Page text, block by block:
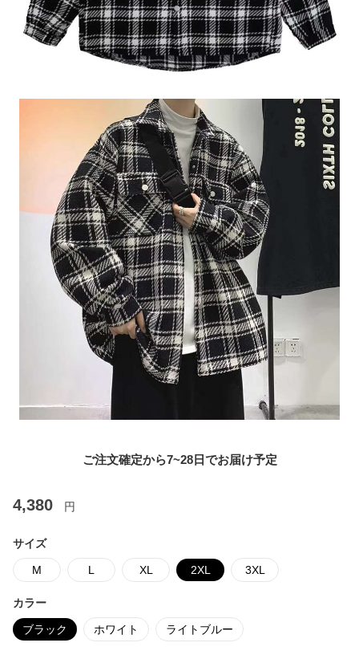
ご注文確定から7~28日でお届け予定
4,380 円
サイズ
M L XL 2XL 3XL
カラー
ブラック ホワイト ライトブルー